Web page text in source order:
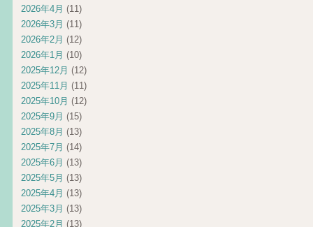
2026年4月 (11)
2026年3月 (11)
2026年2月 (12)
2026年1月 (10)
2025年12月 (12)
2025年11月 (11)
2025年10月 (12)
2025年9月 (15)
2025年8月 (13)
2025年7月 (14)
2025年6月 (13)
2025年5月 (13)
2025年4月 (13)
2025年3月 (13)
2025年2月 (13)